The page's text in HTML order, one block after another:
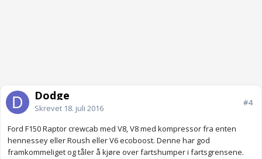
Dodge
Skrevet 18. juli 2016
#4
Ford F150 Raptor crewcab med V8, V8 med kompressor fra enten
hennessey eller Roush eller V6 ecoboost. Denne har god
framkommeliget og tåler å kjøre over fartshumper i fartsgrensene.